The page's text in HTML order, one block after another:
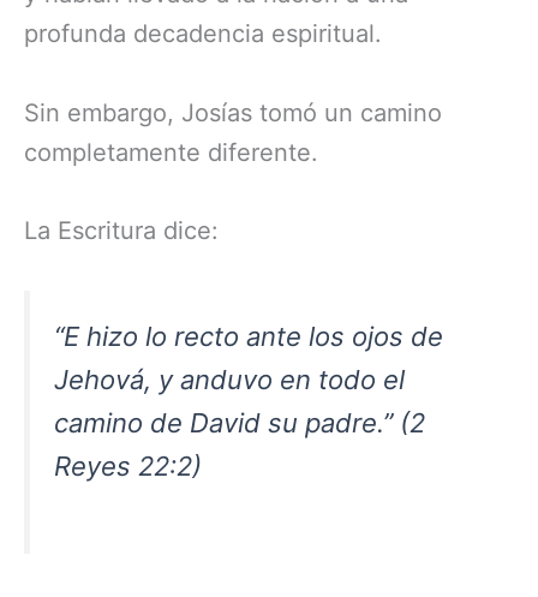
profunda decadencia espiritual.
Sin embargo, Josías tomó un camino
completamente diferente.
La Escritura dice:
“E hizo lo recto ante los ojos de
Jehová, y anduvo en todo el
camino de David su padre.” (2
Reyes 22:2)